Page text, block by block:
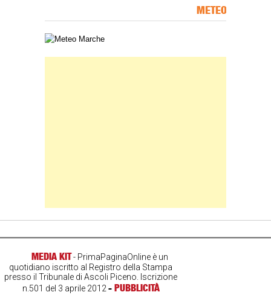
METEO
Carta meteorologica delle Marche
MEDIA KIT- PrimaPaginaOnline è un
quotidiano iscritto al Registro della Stampa
presso il Tribunale di Ascoli Piceno. Iscrizione
n.501 del 3 aprile 2012- PUBBLICITÀ